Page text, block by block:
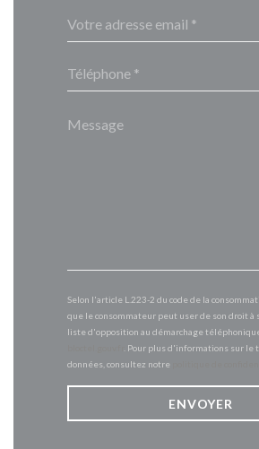
Selon l'article L.223-2 du code de la
que le consommateur peut user de son droit à
liste d'opposition au démarchage
. Pour plus d'informations sur
données, consultez notre